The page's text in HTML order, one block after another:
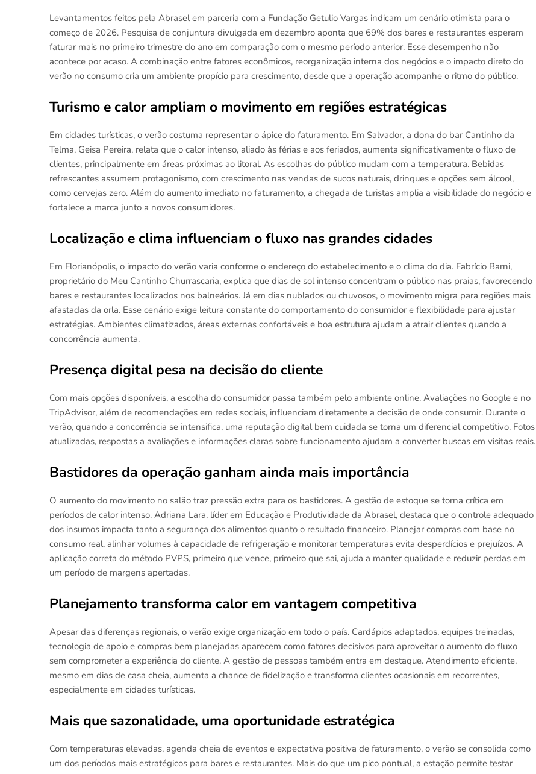
Levantamentos feitos pela Abrasel em parceria com a Fundação Getulio Vargas indicam um cenário otimista para o
começo de 2026. Pesquisa de conjuntura divulgada em dezembro aponta que 69% dos bares e restaurantes esperam
faturar mais no primeiro trimestre do ano em comparação com o mesmo período anterior. Esse desempenho não
acontece por acaso. A combinação entre fatores econômicos, reorganização interna dos negócios e o impacto direto do
verão no consumo cria um ambiente propício para crescimento, desde que a operação acompanhe o ritmo do público.
Turismo e calor ampliam o movimento em regiões estratégicas
Em cidades turísticas, o verão costuma representar o ápice do faturamento. Em Salvador, a dona do bar Cantinho da
Telma, Geisa Pereira, relata que o calor intenso, aliado às férias e aos feriados, aumenta significativamente o fluxo de
clientes, principalmente em áreas próximas ao litoral. As escolhas do público mudam com a temperatura. Bebidas
refrescantes assumem protagonismo, com crescimento nas vendas de sucos naturais, drinques e opções sem álcool,
como cervejas zero. Além do aumento imediato no faturamento, a chegada de turistas amplia a visibilidade do negócio e
fortalece a marca junto a novos consumidores.
Localização e clima influenciam o fluxo nas grandes cidades
Em Florianópolis, o impacto do verão varia conforme o endereço do estabelecimento e o clima do dia. Fabrício Barni,
proprietário do Meu Cantinho Churrascaria, explica que dias de sol intenso concentram o público nas praias, favorecendo
bares e restaurantes localizados nos balneários. Já em dias nublados ou chuvosos, o movimento migra para regiões mais
afastadas da orla. Esse cenário exige leitura constante do comportamento do consumidor e flexibilidade para ajustar
estratégias. Ambientes climatizados, áreas externas confortáveis e boa estrutura ajudam a atrair clientes quando a
concorrência aumenta.
Presença digital pesa na decisão do cliente
Com mais opções disponíveis, a escolha do consumidor passa também pelo ambiente online. Avaliações no Google e no
TripAdvisor, além de recomendações em redes sociais, influenciam diretamente a decisão de onde consumir. Durante o
verão, quando a concorrência se intensifica, uma reputação digital bem cuidada se torna um diferencial competitivo. Fotos
atualizadas, respostas a avaliações e informações claras sobre funcionamento ajudam a converter buscas em visitas reais.
Bastidores da operação ganham ainda mais importância
O aumento do movimento no salão traz pressão extra para os bastidores. A gestão de estoque se torna crítica em
períodos de calor intenso. Adriana Lara, líder em Educação e Produtividade da Abrasel, destaca que o controle adequado
dos insumos impacta tanto a segurança dos alimentos quanto o resultado financeiro. Planejar compras com base no
consumo real, alinhar volumes à capacidade de refrigeração e monitorar temperaturas evita desperdícios e prejuízos. A
aplicação correta do método PVPS, primeiro que vence, primeiro que sai, ajuda a manter qualidade e reduzir perdas em
um período de margens apertadas.
Planejamento transforma calor em vantagem competitiva
Apesar das diferenças regionais, o verão exige organização em todo o país. Cardápios adaptados, equipes treinadas,
tecnologia de apoio e compras bem planejadas aparecem como fatores decisivos para aproveitar o aumento do fluxo
sem comprometer a experiência do cliente. A gestão de pessoas também entra em destaque. Atendimento eficiente,
mesmo em dias de casa cheia, aumenta a chance de fidelização e transforma clientes ocasionais em recorrentes,
especialmente em cidades turísticas.
Mais que sazonalidade, uma oportunidade estratégica
Com temperaturas elevadas, agenda cheia de eventos e expectativa positiva de faturamento, o verão se consolida como
um dos períodos mais estratégicos para bares e restaurantes. Mais do que um pico pontual, a estação permite testar